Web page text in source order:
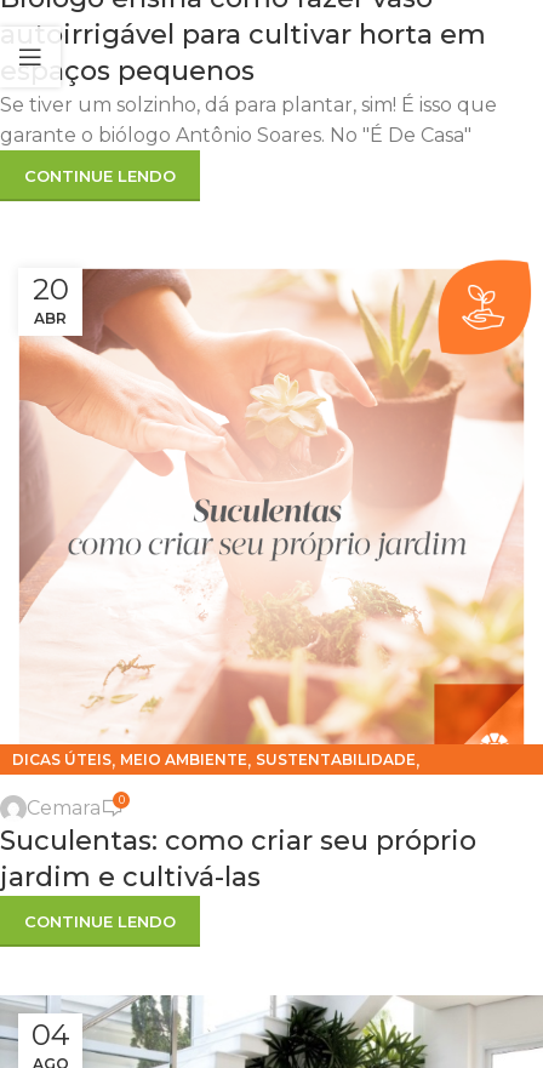
autoirrigável para cultivar horta em
espaços pequenos
Se tiver um solzinho, dá para plantar, sim! É isso que
garante o biólogo Antônio Soares. No "É De Casa"
CONTINUE LENDO
20
ABR
DICAS ÚTEIS, MEIO AMBIENTE, SUSTENTABILIDADE,
TENDÊNCIA DECORAÇÃO
Cemara 0
Suculentas: como criar seu próprio
jardim e cultivá-las
CONTINUE LENDO
04
AGO